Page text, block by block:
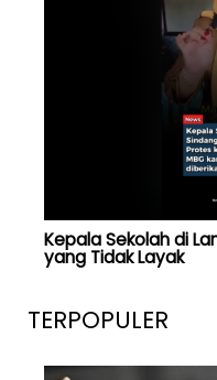
Kepala Sekolah di
yang Tidak Layak
TERPOPULER